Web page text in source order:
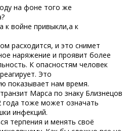
на фоне того же
к войне привыкли,а к
расходится, и это снимет
наряжение и проявит более
К опасностям человек
Это
показывает нам время.
Марса по знаку Близнецов
года тоже может означать
инфекций.
терпения и менять своё